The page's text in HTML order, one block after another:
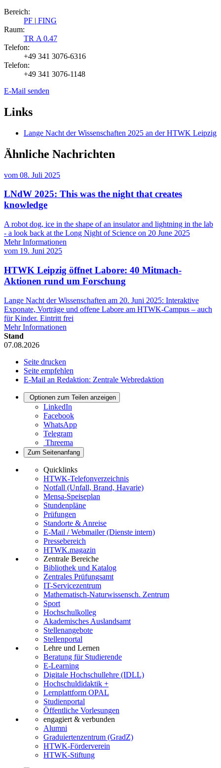
Bereich:
PF | FING
Raum:
TR A 0.47
Telefon:
+49 341 3076-6316
Telefon:
+49 341 3076-1148
E-Mail senden
Links
Lange Nacht der Wissenschaften 2025 an der HTWK Leipzig
Ähnliche Nachrichten
vom 08. Juli 2025
LNdW 2025: This was the night that creates
knowledge
A robot dog, ice in the shape of an insulator and lightning in the lab
- a look back at the Long Night of Science on 20 June 2025
Mehr Informationen
vom 19. Juni 2025
HTWK Leipzig öffnet Labore: 40 Mitmach-
Aktionen rund um Forschung
Lange Nacht der Wissenschaften am 20. Juni 2025: Interaktive
Exponate, Vorträge und offene Labore am HTWK-Campus – auch
für Kinder. Eintritt frei
Mehr Informationen
Stand
07.08.2026
Seite drucken
Seite empfehlen
E-Mail an Redaktion: Zentrale Webredaktion
Optionen zum Teilen anzeigen
LinkedIn
Facebook
WhatsApp
Telegram
Threema
Zum Seitenanfang
Quicklinks
HTWK-Telefonverzeichnis
Notfall (Unfall, Brand, Havarie)
Mensa-Speiseplan
Stundenpläne
Prüfungen
Standorte & Anreise
E-Mail / Webmailer (Dienste intern)
Pressebereich
HTWK.magazin
Zentrale Bereiche
Bibliothek und Katalog
Zentrales Prüfungsamt
IT-Servicezentrum
Mathematisch-Naturwissensch. Zentrum
Sport
Hochschulkolleg
Akademisches Auslandsamt
Stellenangebote
Stellenportal
Lehre und Lernen
Beratung für Studierende
E-Learning
Digitale Hochschullehre (IDLL)
Hochschuldidaktik +
Lernplattform OPAL
Studienportal
Öffentliche Vorlesungen
engagiert & verbunden
Alumni
Graduiertenzentrum (GradZ)
HTWK-Förderverein
HTWK-Stiftung